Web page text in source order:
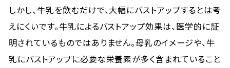
しかし、牛乳を飲むだけで、大幅にバストアップするとは考
えにくいです。牛乳によるバストアップ効果は、医学的に証
明されているものではありません。母乳のイメージや、牛
乳にバストアップに必要な栄養素が多く含まれていること